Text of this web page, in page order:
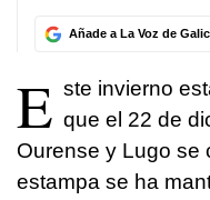
Añade a La Voz de
E ste invierno
que el 22 de
Ourense y Lugo se
estampa se ha